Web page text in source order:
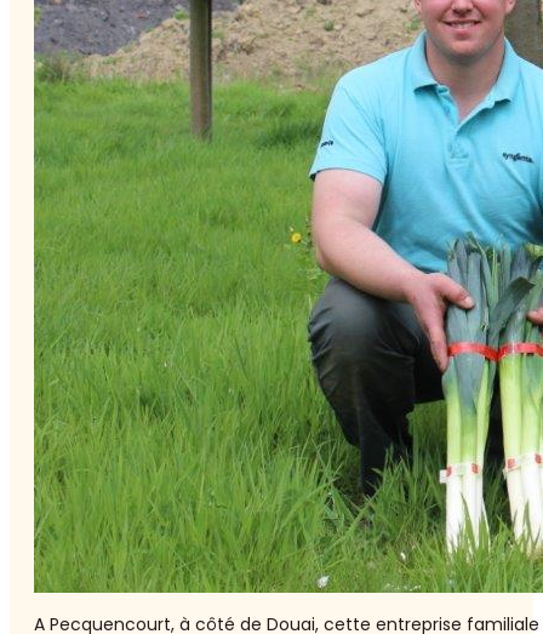
A Pecquencourt, à côté de Douai, cette entreprise